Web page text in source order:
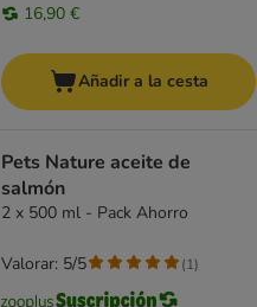
16,90 €
Añadir a la cesta
Pets Nature aceite de
salmón
2 x 500 ml - Pack Ahorro
Valorar: 5/5 (1)